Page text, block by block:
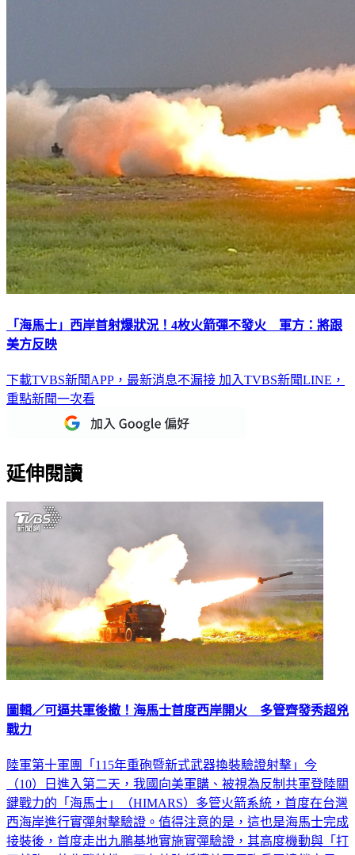
美方反映
重點新聞一次看
戰力
（10）日進入第二天，我國向美軍購、被視為反制共軍登陸關
鍵戰力的「海馬士」（HIMARS）多管火箭系統，首度在台灣
西海岸進行實彈射擊驗證。值得注意的是，這也是海馬士完成
接裝後，首度走出九鵬基地實施實彈驗證，其高度機動與「打
了就跑」的作戰特性，可有效降低遭敵軍反砲兵雷達鎖定風